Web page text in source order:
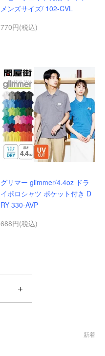
メンズサイズ/ 102-CVL
770円(税込)
グリマー glimmer/4.4oz ドラ
イポロシャツ ポケット付き D
RY 330-AVP
688円(税込)
新着